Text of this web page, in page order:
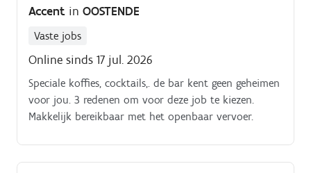
Accent in OOSTENDE
Vaste jobs
Online sinds 17 jul. 2026
Speciale koffies, cocktails,. de bar kent geen geheimen
voor jou. 3 redenen om voor deze job te kiezen.
Makkelijk bereikbaar met het openbaar vervoer.